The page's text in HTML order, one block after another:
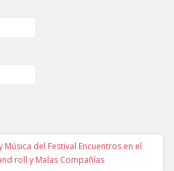
entradas
Música del Festival Encuentros en el
roll y Malas Compañías